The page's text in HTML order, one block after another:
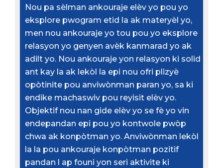
Nou pa sèlman ankouraje elèv yo pou yo
eksplore pwogram etid la ak materyèl yo,
men nou ankouraje yo tou pou yo eksplore
relasyon yo genyen avèk kanmarad yo ak
adilt yo. Nou ankouraje yon relasyon ki solid
ant kay la ak lekòl la epi nou ofri plizyè
opòtinite pou anviwònman paran yo, sa ki
endike machaswiv pou reyisit elèv yo.
Objektif nou nan gide elèv yo se fè yo vin
endepandan epi pou yo kontwole pwòp
chwa ak konpòtman yo. Anviwònman lekòl
la la pou ankouraje konpòtman pozitif
pandan l ap founi yon seri aktivite ki